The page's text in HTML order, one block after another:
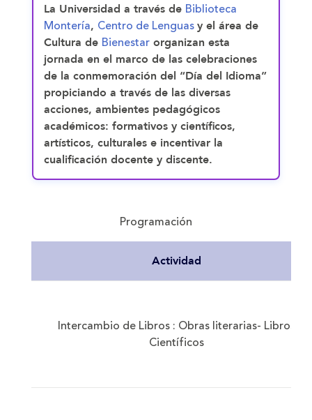
La Universidad a través de Biblioteca
Montería, Centro de Lenguasy el área de
Cultura de Bienestarorganizan esta
jornada en el marco de las celebraciones
de la conmemoración del “Día del Idioma”
propiciando a través de las diversas
acciones, ambientes pedagógicos
académicos: formativos y científicos,
artísticos, culturales e incentivar la
cualificación docente y discente.
Programación
Actividad
Intercambio de Libros : Obras literarias- Libros
Científicos